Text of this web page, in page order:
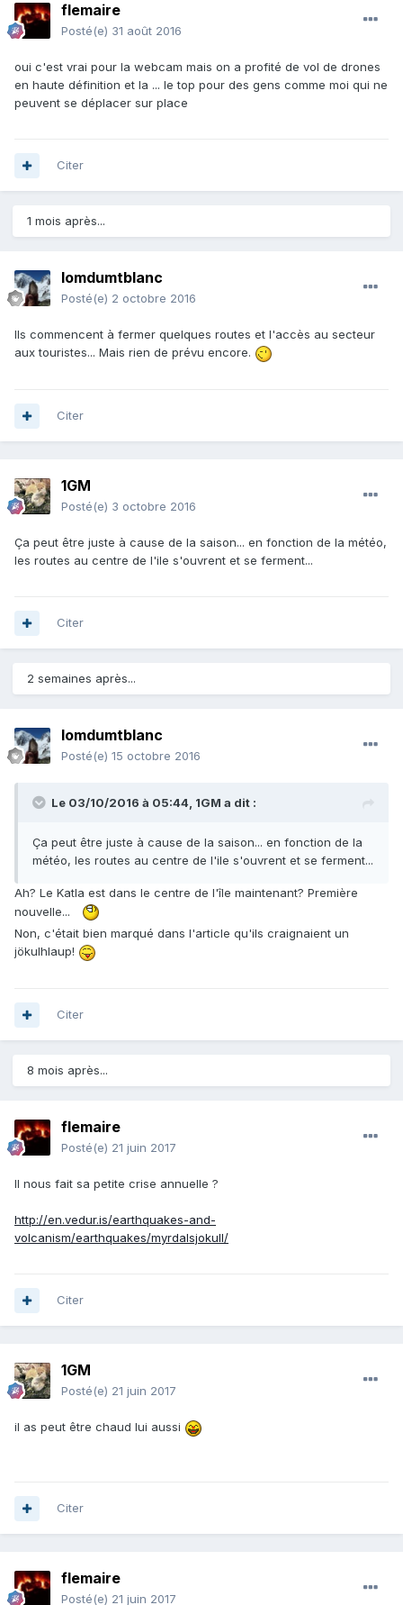
flemaire
Posté(e) 31 août 2016
oui c'est vrai pour la webcam mais on a profité de vol de drones
en haute définition et la ... le top pour des gens comme moi qui ne
peuvent se déplacer sur place
Citer
1 mois après...
lomdumtblanc
Posté(e) 2 octobre 2016
Ils commencent à fermer quelques routes et l'accès au secteur
aux touristes... Mais rien de prévu encore.
Citer
1GM
Posté(e) 3 octobre 2016
Ça peut être juste à cause de la saison... en fonction de la météo,
les routes au centre de l'ile s'ouvrent et se ferment...
Citer
2 semaines après...
lomdumtblanc
Posté(e) 15 octobre 2016
Le 03/10/2016 à 05:44, 1GM a dit :
Ça peut être juste à cause de la saison... en fonction de la
météo, les routes au centre de l'ile s'ouvrent et se ferment...
Ah? Le Katla est dans le centre de l'île maintenant? Première
nouvelle...
Non, c'était bien marqué dans l'article qu'ils craignaient un
jökulhlaup!
Citer
8 mois après...
flemaire
Posté(e) 21 juin 2017
Il nous fait sa petite crise annuelle ?
http://en.vedur.is/earthquakes-and-
volcanism/earthquakes/myrdalsjokull/
Citer
1GM
Posté(e) 21 juin 2017
il as peut être chaud lui aussi
Citer
flemaire
Posté(e) 21 juin 2017